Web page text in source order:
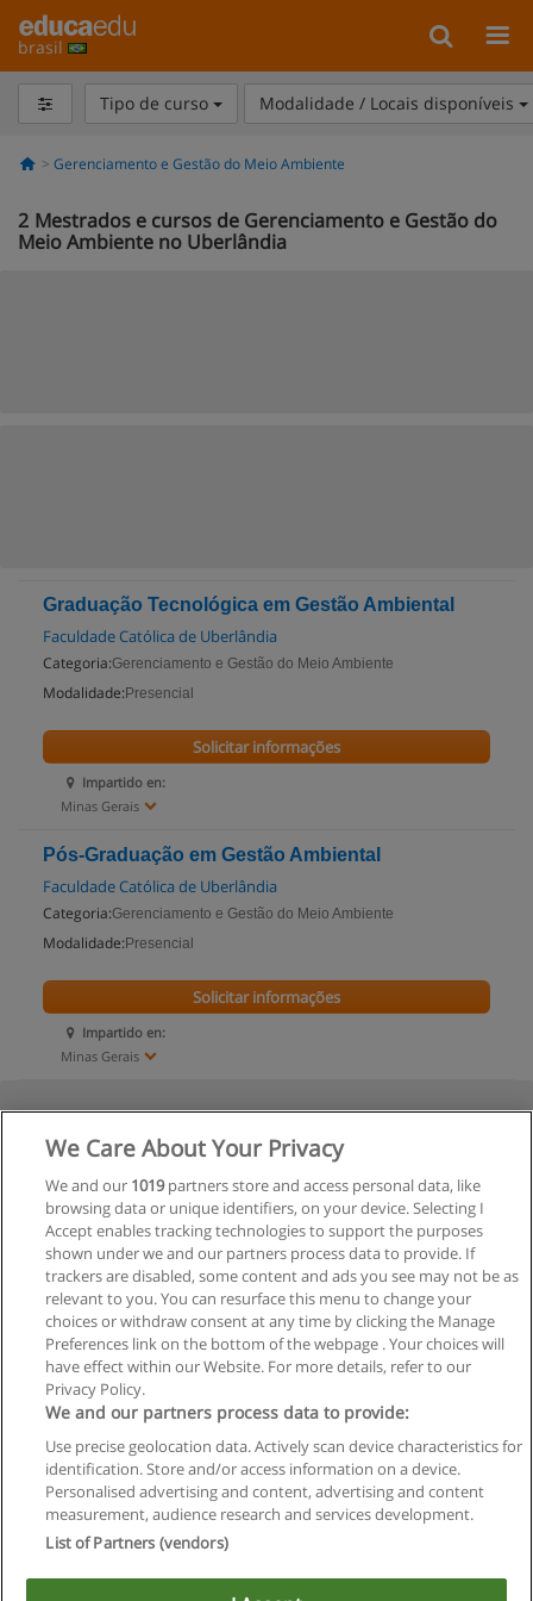
brasil
Tipo de curso Modalidade / Locais disponíveis
Gerenciamento e Gestão do Meio Ambiente
2 Mestrados e cursos de Gerenciamento e Gestão do
Meio Ambiente no Uberlândia
Graduação Tecnológica em Gestão Ambiental
Faculdade Católica de Uberlândia
Categoria:Gerenciamento e Gestão do Meio Ambiente
Modalidade: Presencial
Impartido en:
Minas Gerais
Solicitar informações
Pós-Graduação em Gestão Ambiental
Faculdade Católica de Uberlândia
Categoria:Gerenciamento e Gestão do Meio Ambiente
Modalidade: Presencial
Impartido en:
Minas Gerais
Solicitar informações
Regras de uso
Privacidade de dados
We Care About Your Privacy
We and our 1019partners store and access personal data, like
browsing data or unique identifiers, on your device. Selecting I
Accept enables tracking technologies to support the purposes
shown under we and our partners process data to provide. If
trackers are disabled, some content and ads you see may not be as
relevant to you. You can resurface this menu to change your
choices or withdraw consent at any time by clicking the Manage
Preferences link on the bottom of the webpage . Your choices will
have effect within our Website. For more details, refer to our
Privacy Policy.
We and our partners process data to provide:
Use precise geolocation data. Actively scan device characteristics for
identification. Store and/or access information on a device.
Personalised advertising and content, advertising and content
measurement, audience research and services development.
List of Partners (vendors)